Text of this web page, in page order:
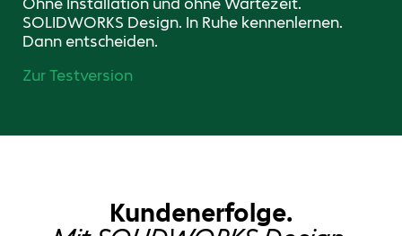
SOLIDWORKS Design. In Ruhe kennenlernen.
Dann entscheiden.
Zur Testversion
Kundenerfolge.